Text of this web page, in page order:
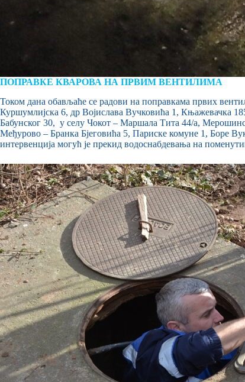
ПОПРАВКЕ КВАРОВА НА ПРВИМ ВЕНТИЛИМА
Током дана обављаће се радови на поправкама првих
Куршумлијска 6, др Војислава Вучковића 1, Књажевачка
Бабунског 30, у селу Чокот – Маршала Тита 44/а,
Међурово – Бранка Бјеговића 5, Париске комуне 1, Боре
интервенција могућ је прекид водоснабдевања на